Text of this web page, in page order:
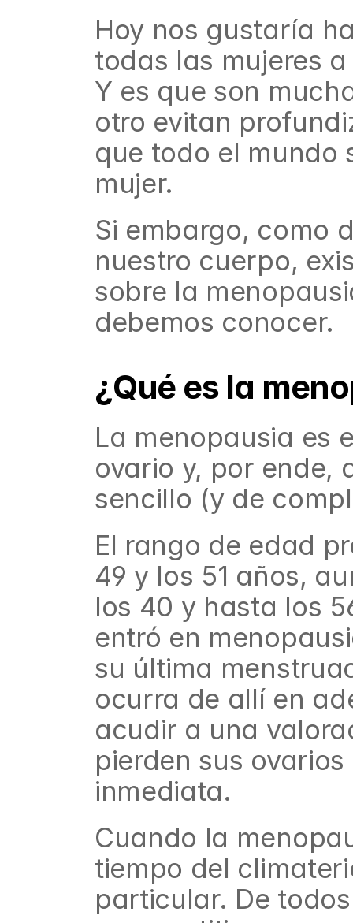
Hoy nos gustaría
todas las mujeres
Y es que son
otro evitan
que todo el mundo
mujer.
Si embargo, como
nuestro cuerpo,
sobre la
debemos conocer.
¿Qué es la
La menopausia es
ovario y, por ende,
sencillo (y de
El rango de edad
49 y los 51 años,
los 40 y hasta los
entró en
su última
ocurra de allí en
acudir a una
pierden sus
inmediata.
Cuando la
tiempo del
particular. De